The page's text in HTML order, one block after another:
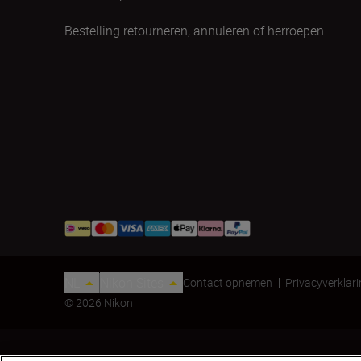
Bestelling retourneren, annuleren of herroepen
Contact opnemen
© 2026 Nikon